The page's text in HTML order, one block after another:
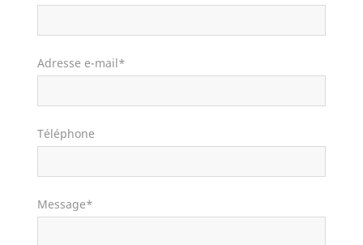
Adresse e-mail*
Téléphone
Message*